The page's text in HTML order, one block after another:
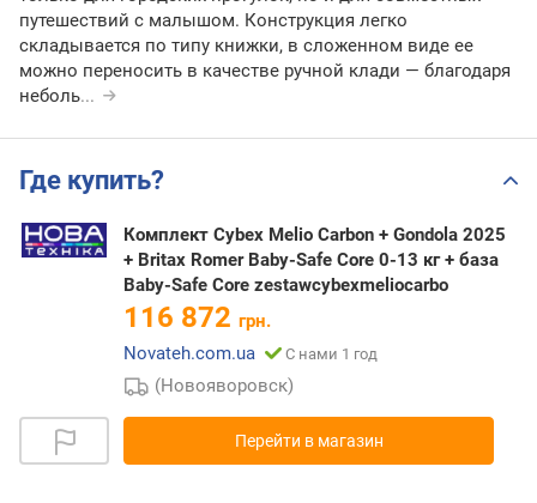
путешествий с малышом. Конструкция легко
складывается по типу книжки, в сложенном виде ее
можно переносить в качестве ручной клади — благодаря
неболь...
Где купить?
Комплект Cybex Melio Carbon + Gondola 2025
+ Britax Romer Baby-Safe Core 0-13 кг + база
Baby-Safe Core zestawcybexmeliocarbo
116 872 грн.
Novateh.com.ua
С нами 1 год
(Новояворовск)
Перейти в магазин